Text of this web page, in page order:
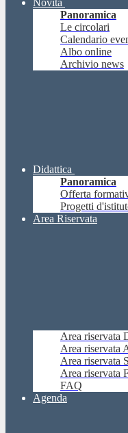
Novità
Panoramica
Le circolari
Calendario
Albo online
Archivio news
Didattica
Panoramica
Offerta
Progetti
Area Riservata
Area riservata
Area riservata
Area riservata
Area riservata
FAQ
Agenda